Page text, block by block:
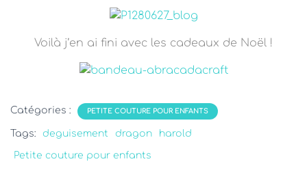
Voilà j’en ai fini avec les cadeaux de Noël !
Catégories : PETITE COUTURE POUR ENFANTS
Tags: deguisement dragon harold
Petite couture pour enfants